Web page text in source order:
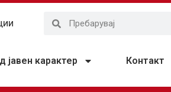
јавен карактер Контакт